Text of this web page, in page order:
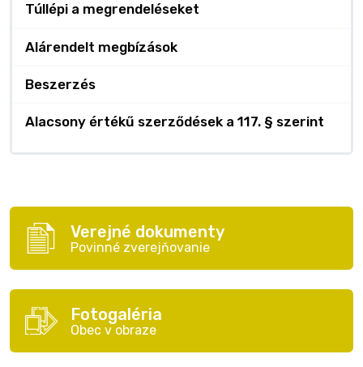
Túllépi a megrendeléseket
Alárendelt megbízások
Beszerzés
Alacsony értékű szerződések a 117. § szerint
Verejné dokumenty
Povinné zverejňovanie
Fotogaléria
Obec v obraze